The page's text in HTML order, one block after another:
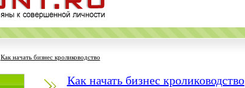
Как начать бизнес кролиководство
Как начать бизнес кролиководство